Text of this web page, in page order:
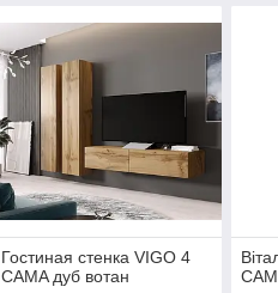
Гостиная стенка VIGO 4
CAMA дуб вотан